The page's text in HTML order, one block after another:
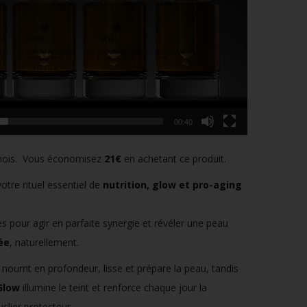
00:40
Vous économisez 21€ en achetant ce produit.
rituel essentiel de nutrition, glow et pro-aging
pour agir en parfaite synergie et révéler une peau
, naturellement.
en profondeur, lisse et prépare la peau, tandis
illumine le teint et renforce chaque jour la